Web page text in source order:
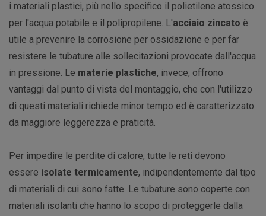
i materiali plastici, più nello specifico il polietilene atossico
per l'acqua potabile e il polipropilene. L'acciaio zincato è
utile a prevenire la corrosione per ossidazione e per far
resistere le tubature alle sollecitazioni provocate dall'acqua
in pressione. Le materie plastiche, invece, offrono
vantaggi dal punto di vista del montaggio, che con l'utilizzo
di questi materiali richiede minor tempo ed è caratterizzato
da maggiore leggerezza e praticità.
Per impedire le perdite di calore, tutte le reti devono
essere isolate termicamente, indipendentemente dal tipo
di materiali di cui sono fatte. Le tubature sono coperte con
materiali isolanti che hanno lo scopo di proteggerle dalla